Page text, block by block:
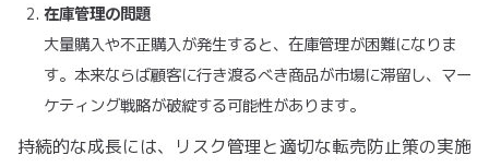
在庫管理の問題
大量購入や不正購入が発生すると、在庫管理が困難になりま
す。本来ならば顧客に行き渡るべき商品が市場に滞留し、マー
ケティング戦略が破綻する可能性があります。
持続的な成長には、リスク管理と適切な転売防止策の実施